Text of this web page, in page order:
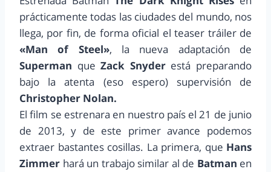
prácticamente todas las ciudades del mundo, nos
llega, por fin, de forma oficial el teaser tráiler de
«Man of Steel», la nueva adaptación de
Superman queZack Snyderestá preparando
bajo la atenta (eso espero) supervisión de
Christopher Nolan.
El film se estrenara en nuestro país el 21 de junio
de 2013, y de este primer avance podemos
extraer bastantes cosillas. La primera, que Hans
Zimmer hará un trabajo similar al de Batman en